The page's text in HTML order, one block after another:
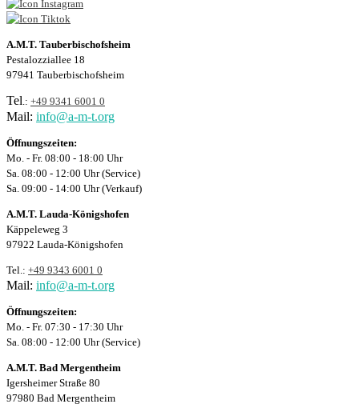
A.M.T. Tauberbischofsheim
Pestalozziallee 18
97941 Tauberbischofsheim
Tel .: +49 9341 6001 0
Mail: info@a-m-t.org
Öffnungszeiten:
Mo. - Fr. 08:00 - 18:00 Uhr
Sa. 08:00 - 12:00 Uhr (Service)
Sa. 09:00 - 14:00 Uhr (Verkauf)
A.M.T. Lauda-Königshofen
Käppeleweg 3
97922 Lauda-Königshofen
Tel.: +49 9343 6001 0
Mail: info@a-m-t.org
Öffnungszeiten:
Mo. - Fr. 07:30 - 17:30 Uhr
Sa. 08:00 - 12:00 Uhr (Service)
A.M.T. Bad Mergentheim
Igersheimer Straße 80
97980 Bad Mergentheim